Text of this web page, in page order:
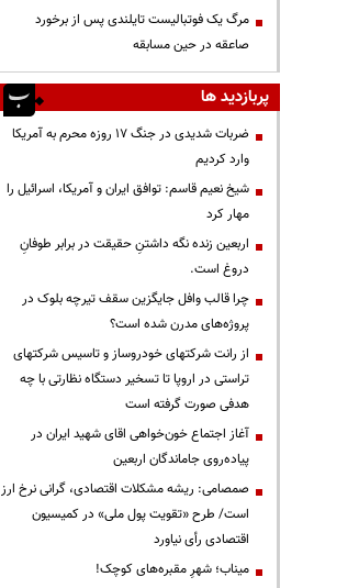
مرگ یک فوتبالیست تایلندی پس از برخورد
صاعقه در حین مسابقه
پربازدید ها
ضربات شدیدی در جنگ ۱۷ روزه محرم به آمریکا
وارد کردیم
شیخ نعیم قاسم: توافق ایران و آمریکا، اسرائیل را
مهار کرد
اربعین زنده نگه داشتنِ حقیقت در برابر طوفانِ
دروغ است.
چرا قالب وافل جایگزین سقف تیرچه بلوک در
پروژه‌های مدرن شده است؟
از رانت‌ شرکتهای خودروساز و تاسیس شرکتهای
تراستی در اروپا تا تسخیر دستگاه نظارتی با چه
هدفی صورت گرفته است
آغاز اجتماع خون‌خواهی اقای شهید ایران در
پیاده‌روی جاماندگان اربعین
صمصامی: ریشه مشکلات اقتصادی، گرانی نرخ ارز
است/ طرح «تقویت پول ملی» در کمیسیون
اقتصادی رأی نیاورد
میناب؛ شهرِ مقبره‌های کوچک!